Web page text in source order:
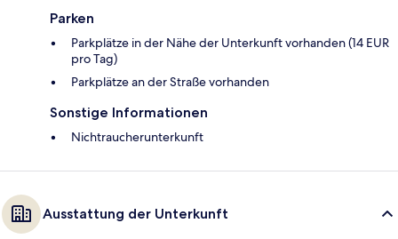
Parken
Parkplätze in der Nähe der Unterkunft vorhanden (14 EUR
pro Tag)
Parkplätze an der Straße vorhanden
Sonstige Informationen
Nichtraucherunterkunft
Ausstattung der Unterkunft